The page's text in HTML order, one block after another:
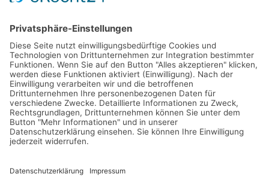
Ernährung
Datenschutz
Impressum